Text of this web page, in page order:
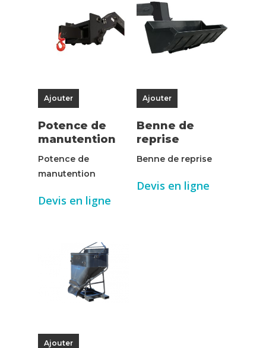
Ajouter
Potence de
manutention
Potence de
manutention
Devis en ligne
Ajouter
Benne de
reprise
Benne de reprise
Devis en ligne
Ajouter